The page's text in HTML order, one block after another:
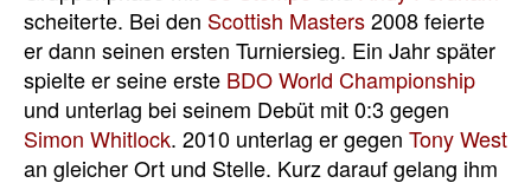
scheiterte. Bei den Scottish Masters2008 feierte
er dann seinen ersten Turniersieg. Ein Jahr später
spielte er seine erste BDO World Championship
und unterlag bei seinem Debüt mit 0:3 gegen
Simon Whitlock. 2010 unterlag er gegen Tony West
an gleicher Ort und Stelle. Kurz darauf gelang ihm